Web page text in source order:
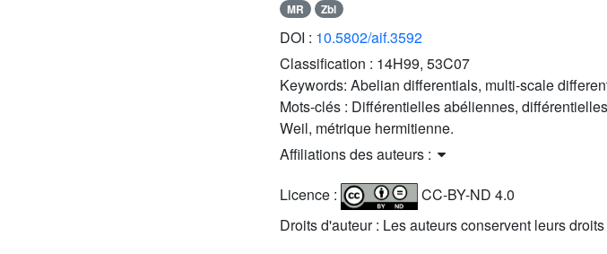
MR Zbl
DOI : 10.5802/aif.3592
Classification : 14H99, 53C07
Keywords: Abelian differentials, multi-scale
Mots-clés : Différentielles abéliennes,
Weil, métrique hermitienne.
Affiliations des auteurs :
Licence :
CC-BY-ND 4.0
Droits d'auteur : Les auteurs conservent leurs droits